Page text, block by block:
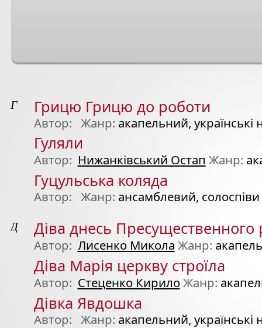
Г Грицю Грицю до роботи
Автор: Жанр: акапельний, українські
Гуляли
Автор: Нижанківський Остап Жанр:
Гуцульська коляда
Автор: Жанр: ансамблевий, солоспіви
Д Діва днесь Пресущественного
Автор: Лисенко Микола Жанр:
Діва Марія церкву строїла
Автор: Стеценко КирилоЖанр:
Дівка Явдошка
Автор: Жанр: акапельний, українські